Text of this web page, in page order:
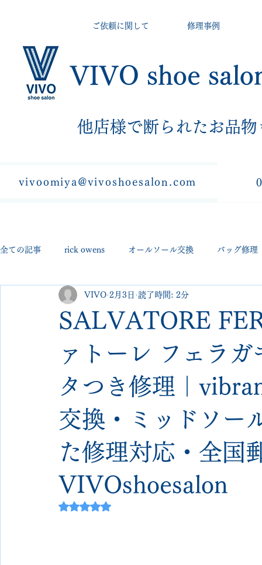
VIVO shoe
他店様で断られたお品物
ご依頼に関して 修理事例
vivoomiya@vivoshoesalon.com
全ての記事 rick owens オールソール交換 バッグ修理
george cleverley Christian louboutin
クリーニング•撥水コーテ
edward green george cox hermes
SALVATORE
ァトーレ フェラ
タつき修理｜
交換・ミッドソー
た修理対応・全国
VIVOshoesalon
VIVO 2月3日 読了時間: 2分
5つ星のうちNaNと評価されています。